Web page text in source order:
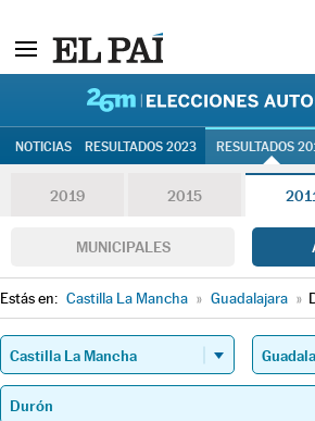
NOTICIAS RESULTADOS 2023 RESULTADOS
2019 2015
MUNICIPALES
Estás en: Castilla La Mancha » Guadalajara »